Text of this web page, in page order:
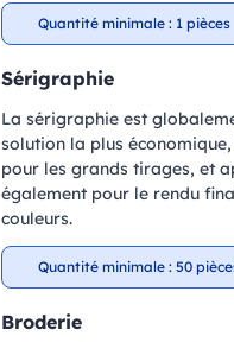
Quantité minimale : 1 pièces
Sérigraphie
La sérigraphie est
solution la plus
pour les grands tirages, et
également pour le rendu
couleurs.
Quantité minimale : 50
Broderie